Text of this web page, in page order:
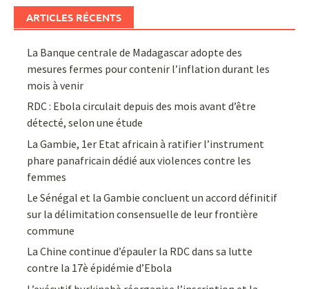
ARTICLES RÉCENTS
La Banque centrale de Madagascar adopte des
mesures fermes pour contenir l’inflation durant les
mois à venir
RDC : Ebola circulait depuis des mois avant d’être
détecté, selon une étude
La Gambie, 1er Etat africain à ratifier l’instrument
phare panafricain dédié aux violences contre les
femmes
Le Sénégal et la Gambie concluent un accord définitif
sur la délimitation consensuelle de leur frontière
commune
La Chine continue d’épauler la RDC dans sa lutte
contre la 17è épidémie d’Ebola